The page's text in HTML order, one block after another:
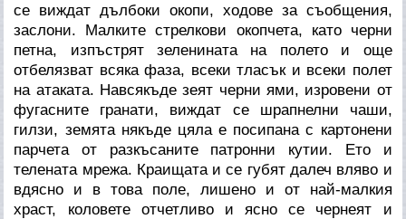
се виждат дълбоки окопи, ходове за съобщения,
заслони. Малките стрелкови окопчета, като черни
петна, изпъстрят зеленината на полето и още
отбелязват всяка фаза, всеки тласък и всеки полет
на атаката. Навсякъде зеят черни ями, изровени от
фугасните гранати, виждат се шрапнелни чаши,
гилзи, земята някъде цяла е посипана с картонени
парчета от разкъсаните патронни кутии. Ето и
телената мрежа. Краищата и се губят далеч вляво и
вдясно и в това поле, лишено и от най-малкия
храст, коловете отчетливо и ясно се чернеят и